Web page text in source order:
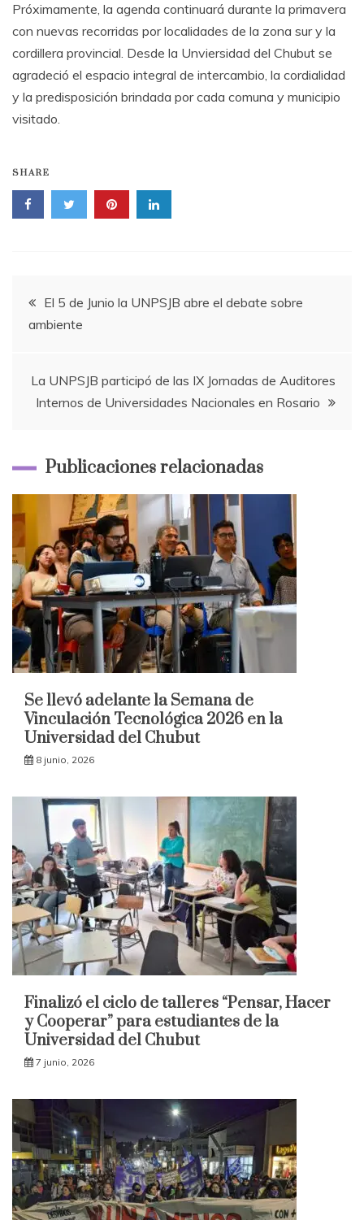
Próximamente, la agenda continuará durante la primavera
con nuevas recorridas por localidades de la zona sur y la
cordillera provincial. Desde la Unviersidad del Chubut se
agradeció el espacio integral de intercambio, la cordialidad
y la predisposición brindada por cada comuna y municipio
visitado.
SHARE
Navegación
de
entradas
El 5 de Junio la UNPSJB abre el debate sobre
ambiente
La UNPSJB participó de las IX Jornadas de Auditores
Internos de Universidades Nacionales en Rosario
Publicaciones relacionadas
Se llevó adelante la Semana de
Vinculación Tecnológica 2026 en la
Universidad del Chubut
8 junio, 2026
Finalizó el ciclo de talleres “Pensar, Hacer
y Cooperar” para estudiantes de la
Universidad del Chubut
7 junio, 2026